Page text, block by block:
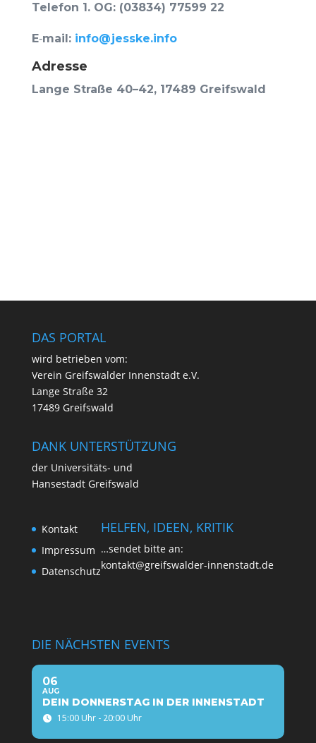
Tele­fon 1. OG: (03834) 77599 22
E‑mail: info@jesske.info
Adres­se
Lan­ge Stra­ße 40–42, 17489 Greifswald
DAS PORTAL
wird betrie­ben vom:
Ver­ein Greifs­wal­der Innen­stadt e.V.
Lan­ge Stra­ße 32
17489 Greifswald
DANK UNTERSTÜTZUNG
der Uni­ver­si­täts- und
Han­se­stadt Greifswald
Kon­takt
Impres­sum
Daten­schutz
HELFEN, IDEEN, KRITIK
…sen­det bit­te an:
kontakt@greifswalder-innenstadt.de
DIE NÄCHSTEN EVENTS
06
AUG
DEIN DONNERSTAG IN DER INNENSTADT
15:00 Uhr - 20:00 Uhr